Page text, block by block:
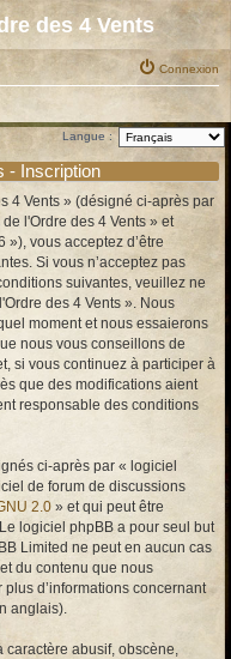
des 4 Vents
Connexion
Langue :
- Inscription
4 Vents » (désigné ci-après par
l'Ordre des 4 Vents » et
vous acceptez d’être
Si vous n’acceptez pas
suivantes, veuillez ne
des 4 Vents ». Nous
moment et nous essaierons
nous vous conseillons de
si vous continuez à participer à
que des modifications aient
responsable des conditions
ci-après par « logiciel
de forum de discussions
2.0 » et qui peut être
logiciel phpBB a pour seul but
Limited ne peut en aucun cas
du contenu que nous
d’informations concernant
anglais).
abusif, obscène,